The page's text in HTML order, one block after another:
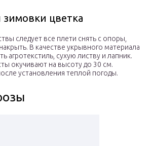
цветка
следует все плети снять с опоры,
В качестве укрывного материала
агротекстиль, сухую листву и лапник.
окучивают на высоту до 30 см.
установления теплой погоды.